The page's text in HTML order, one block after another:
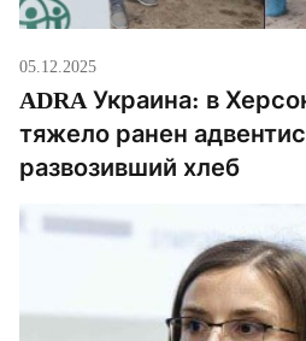
05.12.2025
ADRA Украина: в
тяжело ранен
развозивший хлеб